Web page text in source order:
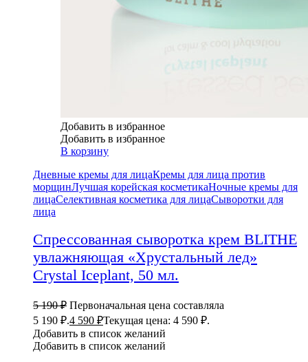
Добавить в избранное
Добавить в избранное
В корзину
Дневные кремы для лицаКремы для лица против
морщинЛучшая корейская косметикаНочные кремы для
лицаСелективная косметика для лицаСыворотки для
лица
Спрессованная сыворотка крем BLITHE
увлажняющая «Хрустальный лед»
Crystal Iceplant, 50 мл.
5 190₽ Первоначальная цена составляла
5 190 ₽.4 590 ₽Текущая цена: 4 590 ₽.
Добавить в список желаний
Добавить в список желаний